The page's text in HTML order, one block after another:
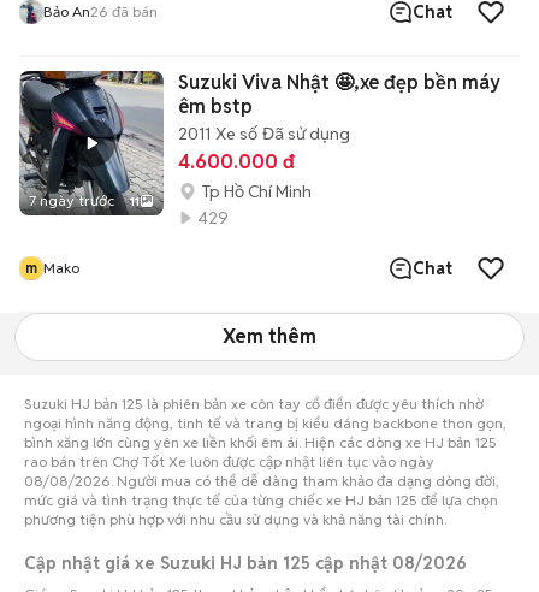
Bảo An26 đã bán Chat
7 ngày trước 11
Suzuki Viva Nhật 🤩,xe đẹp bền máy
êm bstp
2011 Xe số Đã sử dụng
4.600.000 đ
Tp Hồ Chí Minh
429
m Mako Chat
Xem thêm
Suzuki HJ bản 125 là phiên bản xe côn tay cổ điển được yêu thích nhờ
ngoại hình năng động, tinh tế và trang bị kiểu dáng backbone thon gọn,
bình xăng lớn cùng yên xe liền khối êm ái. Hiện các dòng xe HJ bản 125
rao bán trên Chợ Tốt Xe luôn được cập nhật liên tục vào ngày
08/08/2026. Người mua có thể dễ dàng tham khảo đa dạng dòng đời,
mức giá và tình trạng thực tế của từng chiếc xe HJ bản 125 để lựa chọn
phương tiện phù hợp với nhu cầu sử dụng và khả năng tài chính.
Cập nhật giá xe Suzuki HJ bản 125 cập nhật 08/2026